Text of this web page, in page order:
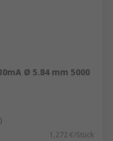
Ø 5.84 mm 5000
1,272 €/Stück